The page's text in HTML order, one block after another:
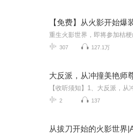
【免费】从火影开始爆
307 127.1万
大反派，从冲撞美艳师
2 137
从拔刀开始的火影世界